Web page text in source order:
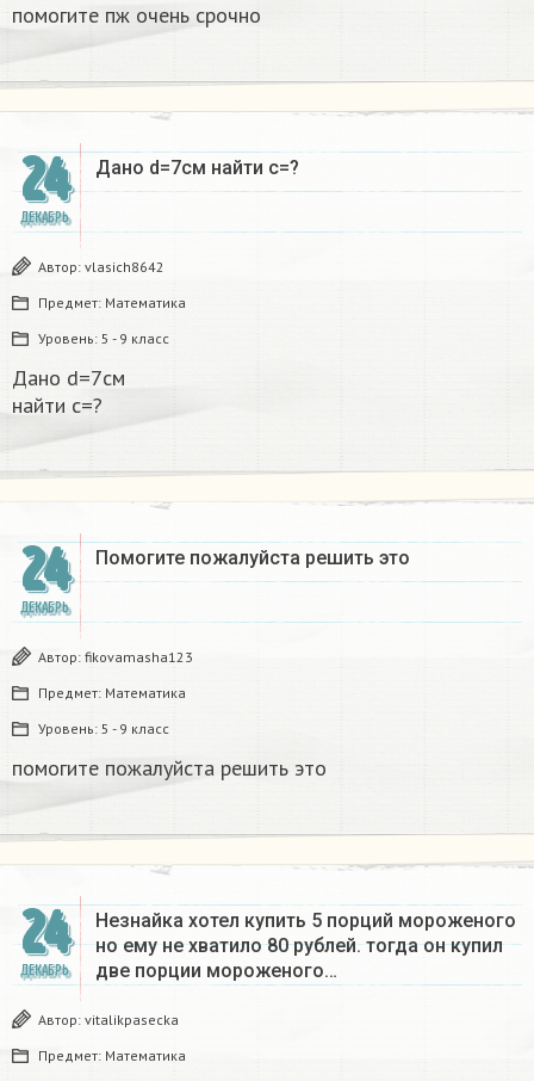
помогите пж очень срочно​
24
ДЕКАБРЬ
Дано d=7см найти с=?​
Автор: vlasich8642
Предмет: Математика
Уровень: 5 - 9 класс
Дано d=7см
найти с=?​
24
ДЕКАБРЬ
Помогите пожалуйста решить это
Автор: fikovamasha123
Предмет: Математика
Уровень: 5 - 9 класс
помогите пожалуйста решить это
24
ДЕКАБРЬ
Незнайка хотел купить 5 порций мороженого
но ему не хватило 80 рублей. тогда он купил
две порции мороженого…
Автор: vitalikpasecka
Предмет: Математика